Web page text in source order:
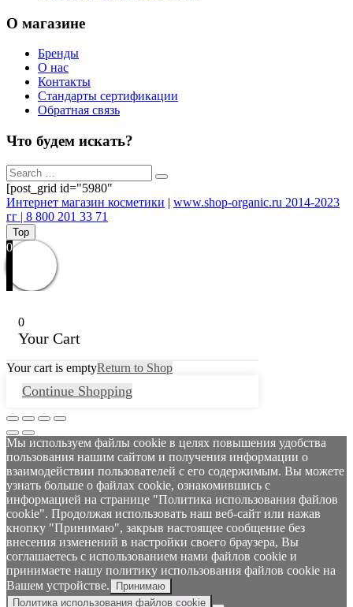
О магазине
Бренды
О нас
Контакты
Стандарты сертификации
Обратная связь
Что будем искать?
[post_grid id="5980"
Интернет магазин косметики | www.shop-organic.ru 2014-2023
гг | 8 800 201 33 71
Top
0
0
Your Cart
Your cart is emptyReturn to Shop
Continue Shopping
Мы используем файлы cookie в целях повышения удобства
пользования нашим сайтом и получения информации о
взаимодействии пользователей с его содержимым. Вы можете
узнать больше о файлах cookie, ознакомившись с
информацией на странице "Политика использования файлов
cookie". Продолжая использовать наш веб-сайт или нажав
кнопку "Принимаю", закрыв настоящее сообщение без
внесения изменений в настройки своего браузера, Вы
соглашаетесь с использованием нами файлов cookie и
принимаете нашу политику использования файлов cookie на
Вашем устройстве.
Принимаю
Политика использования файлов cookie